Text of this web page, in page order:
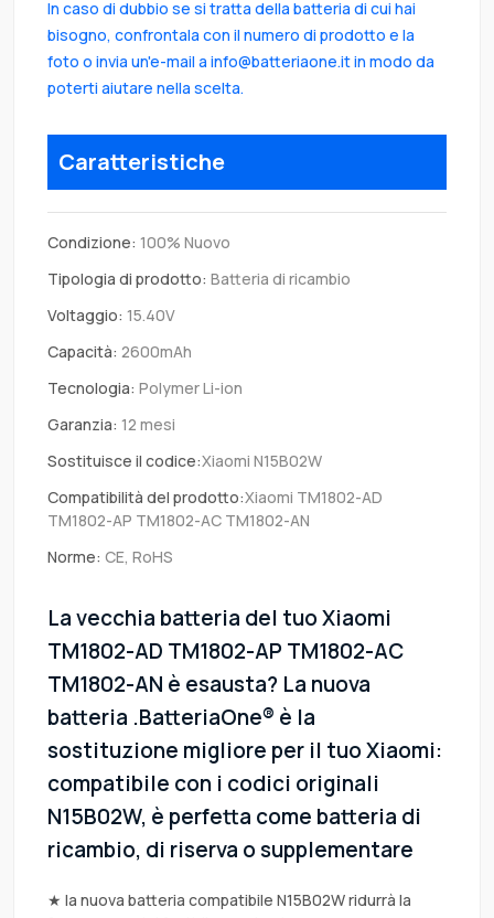
In caso di dubbio se si tratta della batteria di cui hai
bisogno, confrontala con il numero di prodotto e la
foto o invia un'e-mail a info@batteriaone.it in modo da
poterti aiutare nella scelta.
Caratteristiche
Condizione: 100% Nuovo
Tipologia di prodotto: Batteria di ricambio
Voltaggio: 15.40V
Capacità: 2600mAh
Tecnologia: Polymer Li-ion
Garanzia: 12 mesi
Sostituisce il codice:Xiaomi N15B02W
Compatibilità del prodotto:Xiaomi TM1802-AD
TM1802-AP TM1802-AC TM1802-AN
Norme: CE, RoHS
La vecchia batteria del tuo Xiaomi
TM1802-AD TM1802-AP TM1802-AC
TM1802-AN è esausta? La nuova
batteria .BatteriaOne® è la
sostituzione migliore per il tuo Xiaomi:
compatibile con i codici originali
N15B02W, è perfetta come batteria di
ricambio, di riserva o supplementare
★ la nuova batteria compatibile N15B02W ridurrà la